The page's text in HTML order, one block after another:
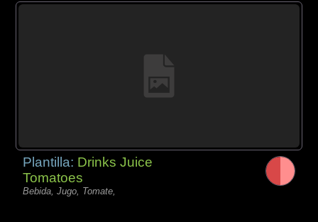
Plantilla: Drinks Juice
Tomatoes
Bebida, Jugo, Tomate,